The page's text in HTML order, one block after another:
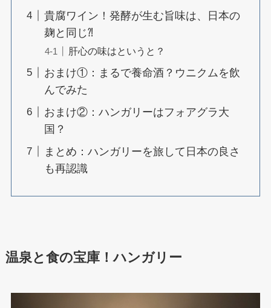
貴腐ワイン！発酵が生む旨味は、日本の
麹と同じ⁈
肝心の味はというと？
おまけ①：まるで養命酒？ウニクムを飲
んでみた
おまけ②：ハンガリーはフォアグラ大
国？
まとめ：ハンガリーを旅して日本の良さ
も再認識
温泉と食の宝庫！ハンガリー